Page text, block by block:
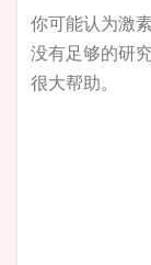
你可能认为激
没有足够的研
很大帮助。